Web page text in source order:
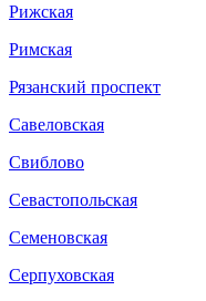
Рижская
Римская
Рязанский проспект
Савеловская
Свиблово
Севастопольская
Семеновская
Серпуховская